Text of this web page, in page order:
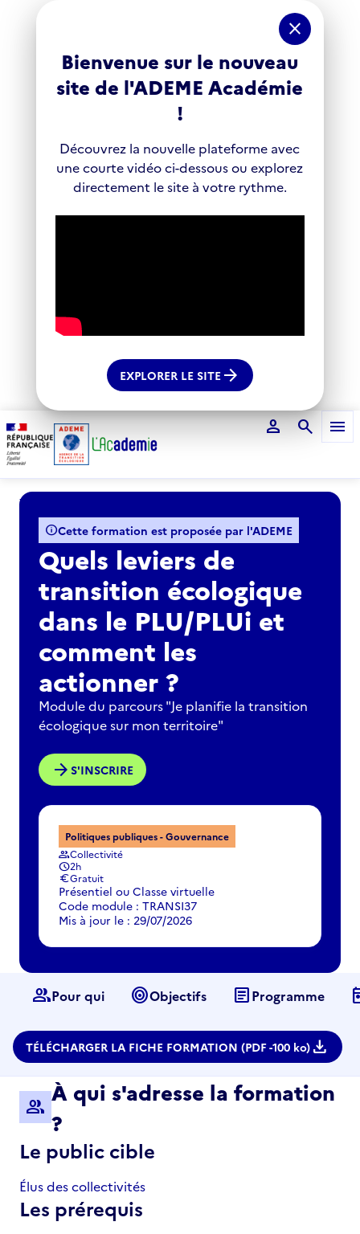
close
Bienvenue sur le nouveau
site de l'ADEME Académie
!
Découvrez la nouvelle plateforme avec
une courte vidéo ci-dessous ou explorez
directement le site à votre rythme.
EXPLORER LE SITEarrow_forward
person search menu
Voir le fil d'Ariane
infoCette formation est proposée par l'ADEME
Quels leviers de
transition écologique
dans le PLU/PLUi et
comment les
actionner ?​
Module du parcours "Je planifie la transition
écologique sur mon territoire"
arrow_forward S'INSCRIRE
Politiques publiques - Gouvernance
groupCollectivité
schedule2h
euroGratuit
Présentiel ou Classe virtuelle
Code module : TRANSI37
Mis à jour le : 29/07/2026
groupPour qui targetObjectifs articleProgramme
TÉLÉCHARGER LA FICHE FORMATION (PDF -100 ko) download
group
À qui s'adresse la formation
?
Le public cible
Élus des collectivités
Les prérequis